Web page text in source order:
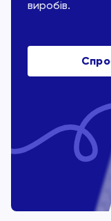
виробів.